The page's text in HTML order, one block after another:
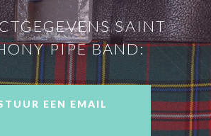
SAINT
PIPE BAND:
EEN EMAIL